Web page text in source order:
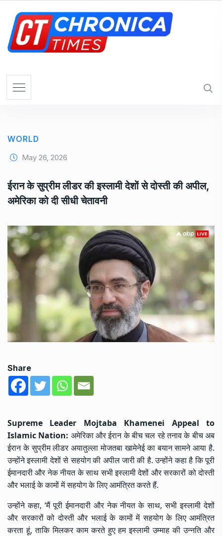
WORLD
May 26, 2026
ईरान के सुप्रीम लीडर की इस्लामी देशों से दोस्ती की अपील,
अमेरिका को दी सीधी चेतावनी
Share
Supreme Leader Mojtaba Khamenei Appeal to
Islamic Nation: अमेरिका और ईरान के बीच चल रहे तनाव के बीच अब
ईरान के सुप्रीम लीडर अयातुल्ला मोजतबा खामेनेई का बयान सामने आया है.
उन्होंने इस्लामी देशों से सहयोग की अपील जारी की है. उन्होंने कहा है कि पूरी
ईमानदारी और नेक नीयत के साथ सभी इस्लामी देशों और सरकारों को दोस्ती
और भलाई के कामों में सहयोग के लिए आमंत्रित करते हैं.
उन्होंने कहा, ‘मैं पूरी ईमानदारी और नेक नीयत के साथ, सभी इस्लामी देशों
और सरकारों को दोस्ती और भलाई के कामों में सहयोग के लिए आमंत्रित
करता हूं, ताकि मिलकर काम करते हुए हम इस्लामी उम्माह की उन्नति और